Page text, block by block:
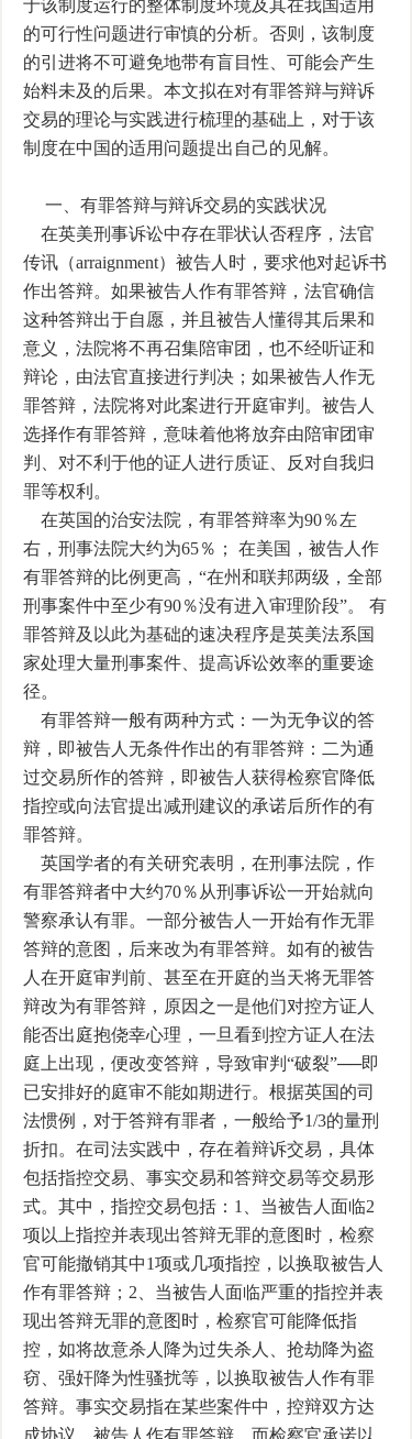
于该制度运行的整体制度环境及其在我国适用
的可行性问题进行审慎的分析。否则，该制度
的引进将不可避免地带有盲目性、可能会产生
始料未及的后果。本文拟在对有罪答辩与辩诉
交易的理论与实践进行梳理的基础上，对于该
制度在中国的适用问题提出自己的见解。
一、有罪答辩与辩诉交易的实践状况
在英美刑事诉讼中存在罪状认否程序，法官
传讯（arraignment）被告人时，要求他对起诉书
作出答辩。如果被告人作有罪答辩，法官确信
这种答辩出于自愿，并且被告人懂得其后果和
意义，法院将不再召集陪审团，也不经听证和
辩论，由法官直接进行判决；如果被告人作无
罪答辩，法院将对此案进行开庭审判。被告人
选择作有罪答辩，意味着他将放弃由陪审团审
判、对不利于他的证人进行质证、反对自我归
罪等权利。
在英国的治安法院，有罪答辩率为90％左
右，刑事法院大约为65％； 在美国，被告人作
有罪答辩的比例更高，“在州和联邦两级，全部
刑事案件中至少有90％没有进入审理阶段”。 有
罪答辩及以此为基础的速决程序是英美法系国
家处理大量刑事案件、提高诉讼效率的重要途
径。
有罪答辩一般有两种方式：一为无争议的答
辩，即被告人无条件作出的有罪答辩：二为通
过交易所作的答辩，即被告人获得检察官降低
指控或向法官提出减刑建议的承诺后所作的有
罪答辩。
英国学者的有关研究表明，在刑事法院，作
有罪答辩者中大约70％从刑事诉讼一开始就向
警察承认有罪。一部分被告人一开始有作无罪
答辩的意图，后来改为有罪答辩。如有的被告
人在开庭审判前、甚至在开庭的当天将无罪答
辩改为有罪答辩，原因之一是他们对控方证人
能否出庭抱侥幸心理，一旦看到控方证人在法
庭上出现，便改变答辩，导致审判“破裂”──即
已安排好的庭审不能如期进行。根据英国的司
法惯例，对于答辩有罪者，一般给予1/3的量刑
折扣。在司法实践中，存在着辩诉交易，具体
包括指控交易、事实交易和答辩交易等交易形
式。其中，指控交易包括：1、当被告人面临2
项以上指控并表现出答辩无罪的意图时，检察
官可能撤销其中1项或几项指控，以换取被告人
作有罪答辩；2、当被告人面临严重的指控并表
现出答辩无罪的意图时，检察官可能降低指
控，如将故意杀人降为过失杀人、抢劫降为盗
窃、强奸降为性骚扰等，以换取被告人作有罪
答辩。事实交易指在某些案件中，控辩双方达
成协议，被告人作有罪答辩，而检察官承诺以